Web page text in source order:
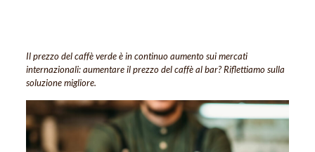
Il prezzo del caffè verde è in continuo aumento sui mercati
internazionali: aumentare il prezzo del caffè al bar? Riflettiamo sulla
soluzione migliore.